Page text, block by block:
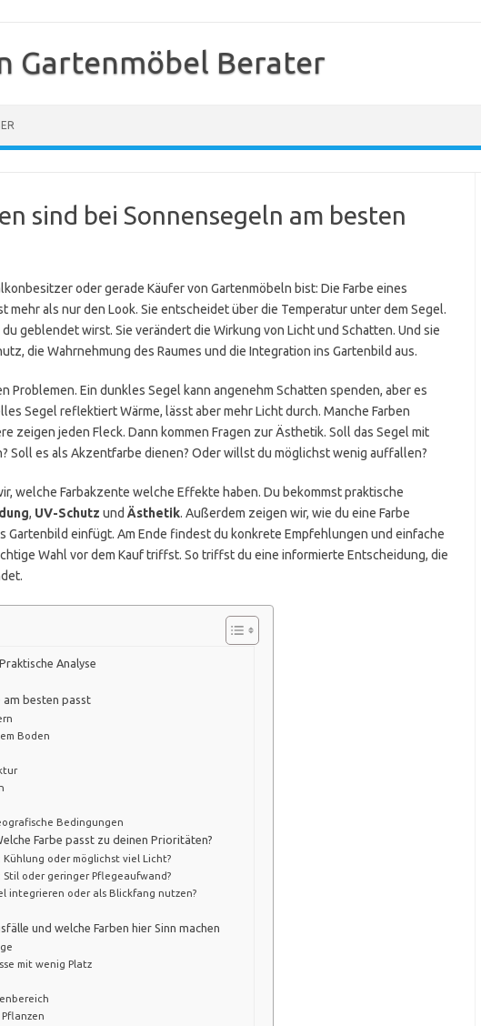
Gartenmöbel Berater
sind bei Sonnensegeln am besten
oder gerade Käufer von Gartenmöbeln bist: Die Farbe eines
mehr als nur den Look. Sie entscheidet über die Temperatur unter dem Segel.
geblendet wirst. Sie verändert die Wirkung von Licht und Schatten. Und sie
die Wahrnehmung des Raumes und die Integration ins Gartenbild aus.
Problemen. Ein dunkles Segel kann angenehm Schatten spenden, aber es
Segel reflektiert Wärme, lässt aber mehr Licht durch. Manche Farben
zeigen jeden Fleck. Dann kommen Fragen zur Ästhetik. Soll das Segel mit
Soll es als Akzentfarbe dienen? Oder willst du möglichst wenig auffallen?
welche Farbakzente welche Effekte haben. Du bekommst praktische
, UV-Schutz und Ästhetik. Außerdem zeigen wir, wie du eine Farbe
Gartenbild einfügt. Am Ende findest du konkrete Empfehlungen und einfache
Wahl vor dem Kauf triffst. So triffst du eine informierte Entscheidung, die
Analyse
am besten passt
Boden
Bedingungen
Farbe passt zu deinen Prioritäten?
oder möglichst viel Licht?
oder geringer Pflegeaufwand?
integrieren oder als Blickfang nutzen?
und welche Farben hier Sinn machen
mit wenig Platz